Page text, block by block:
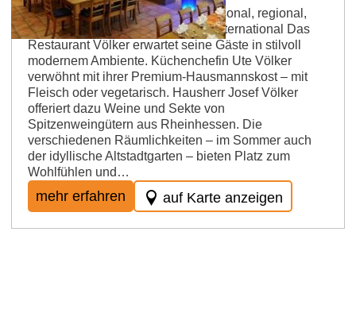
Betriebsart: Restaurant Küche: saisonal, regional,
vegetarisch, allergikerfreundlich, international Das
Restaurant Völker erwartet seine Gäste in stilvoll
modernem Ambiente. Küchenchefin Ute Völker
verwöhnt mit ihrer Premium-Hausmannskost – mit
Fleisch oder vegetarisch. Hausherr Josef Völker
offeriert dazu Weine und Sekte von
Spitzenweingütern aus Rheinhessen. Die
verschiedenen Räumlichkeiten – im Sommer auch
der idyllische Altstadtgarten – bieten Platz zum
Wohlfühlen und…
mehr erfahren auf Karte anzeigen